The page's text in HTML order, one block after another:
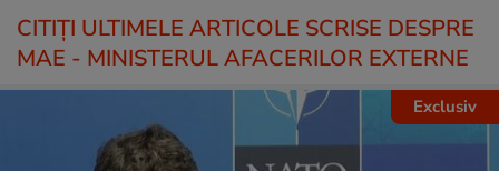
CITIȚI ULTIMELE ARTICOLE SCRISE DESPRE
MAE - MINISTERUL AFACERILOR EXTERNE
Exclusiv